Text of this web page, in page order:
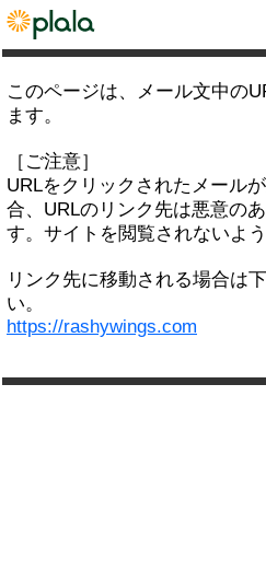
このページは、メール文中の
ます。
［ご注意］
URLをクリックされたメール
合、URLのリンク先は悪意の
す。サイトを閲覧されないよ
リンク先に移動される場合は
い。
https://rashywings.com